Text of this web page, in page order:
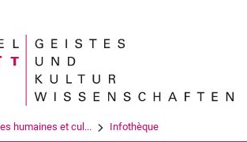
Search term
humaines et cul... Infothèque